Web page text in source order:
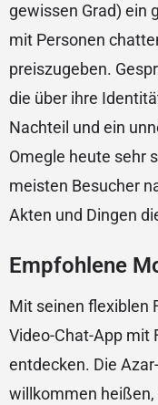
gewissen Grad) ein
mit Personen
preiszugeben.
die über ihre
Nachteil und ein
Omegle heute sehr
meisten Besucher
Akten und Dingen
Empfohlene
Mit seinen flexiblen
Video-Chat-App mit
entdecken. Die
willkommen heißen,